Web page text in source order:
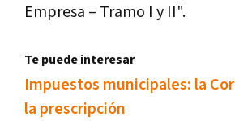
Empresa – Tramo I y II".
Te puede interesar
Impuestos municipales: la
la prescripción